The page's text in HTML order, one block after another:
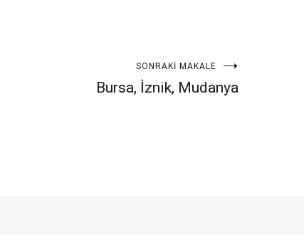
SONRAKI MAKALE
Bursa, İznik, Mudanya